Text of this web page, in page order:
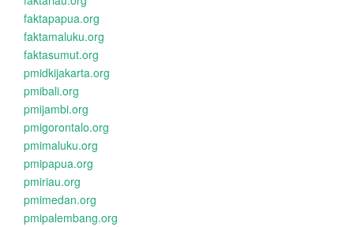
faktapapua.org
faktamaluku.org
faktasumut.org
pmidkijakarta.org
pmibali.org
pmijambi.org
pmigorontalo.org
pmimaluku.org
pmipapua.org
pmiriau.org
pmimedan.org
pmipalembang.org